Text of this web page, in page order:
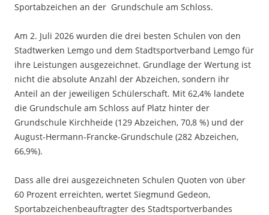
Sportabzeichen an der Grundschule am Schloss.
Am 2. Juli 2026 wurden die drei besten Schulen von den
Stadtwerken Lemgo und dem Stadtsportverband Lemgo für
ihre Leistungen ausgezeichnet. Grundlage der Wertung ist
nicht die absolute Anzahl der Abzeichen, sondern ihr
Anteil an der jeweiligen Schülerschaft. Mit 62,4% landete
die Grundschule am Schloss auf Platz hinter der
Grundschule Kirchheide (129 Abzeichen, 70,8 %) und der
August-Hermann-Francke-Grundschule (282 Abzeichen,
66,9%).
Dass alle drei ausgezeichneten Schulen Quoten von über
60 Prozent erreichten, wertet Siegmund Gedeon,
Sportabzeichenbeauftragter des Stadtsportverbandes